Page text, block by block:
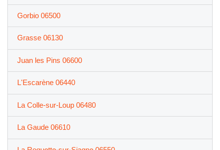
Gorbio 06500
Grasse 06130
Juan les Pins 06600
L'Escarène 06440
La Colle-sur-Loup 06480
La Gaude 06610